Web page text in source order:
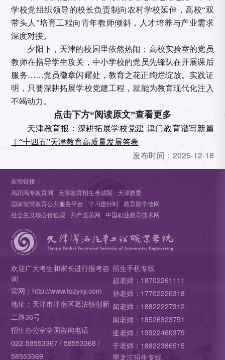
学校党组织领导的校长负责制向农村学校延伸，高校“双
带头人”培育工程向青年教师倾斜，人才培养与产业需求
深度对接。
夕阳下，天津的校园里依然热闹：高校实验室的党员
教师在指导学生攻关，中小学校的党员先锋队在开展课后
服务……党员徽章闪耀处，教育之花正绚烂绽放。实践证
明，只要深耕拓展学校党建工程，就能为教育现代化注入
不竭动力。
点击下方“阅读原文”查看更多
天津教育报：深耕拓展学校党建 津门教育谱写新篇
｜“十四五”天津教育高质量发展答卷
发布时间： 2025-12-18
友情链接：
高职高专教育网
天津教育招生考试院
天津教委
国家智慧教育公共服务平台
学习进行时
教育部学信网
社会主义核心价值观
共产党员网 中国职业教育技术网
欢迎广大考生和家长进行报考咨
询
官网：http://www.tqzyxy.com
地址：天津市津南区葛沽镇创新
二路36号
招生办公室全国咨询电话
022-58553367 / 58553368 /
58553369
招生手机专线
赵老师：18702261111
孙老师：17702220318
闻老师：18822227312
闻老师：18526323751
逄老师：19922460379
于老师：18822386515
黑龙江招生专线